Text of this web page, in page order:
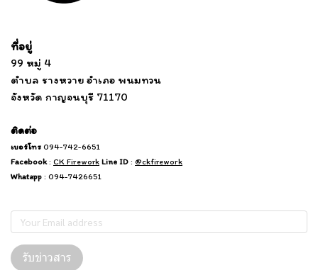
ที่อยู่
99 หมู่ 4
ตำบล รางหวาย อำเภอ พนมทวน
จังหวัด กาญจนบุรี 71170
ติดต่อ
เบอร์โทร 094-742-6651
Facebook: CK Firework Line ID : @ckfirework
Whatapp : 094-7426651
รับข่าวสาร